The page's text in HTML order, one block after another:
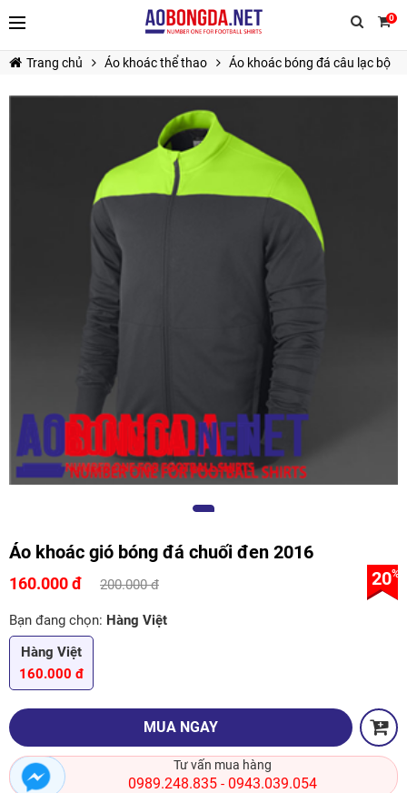
0
TIẾP TỤC MUA HÀNG
Trang chủ Áo khoác thể thao Áo khoác bóng đá câu lạc bộ
Áo khoác gió bóng đá chuối đen 2016
160.000 đ 200.000 đ 20%
Bạn đang chọn: Hàng Việt
Hàng Việt
160.000 đ
MUA NGAY
Tư vấn mua hàng
0989.248.835- 0943.039.054